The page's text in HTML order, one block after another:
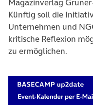
Künftig soll die
Unternehmen und
kritische Reflexion
zu ermöglichen.